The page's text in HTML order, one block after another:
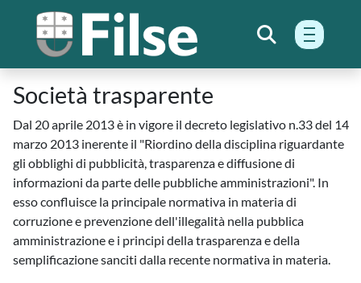
menu
Società trasparente
Dal 20 aprile 2013 è in vigore il decreto legislativo n.33 del 14
marzo 2013 inerente il "Riordino della disciplina riguardante
gli obblighi di pubblicità, trasparenza e diffusione di
informazioni da parte delle pubbliche amministrazioni". In
esso confluisce la principale normativa in materia di
corruzione e prevenzione dell'illegalità nella pubblica
amministrazione e i principi della trasparenza e della
semplificazione sanciti dalla recente normativa in materia.